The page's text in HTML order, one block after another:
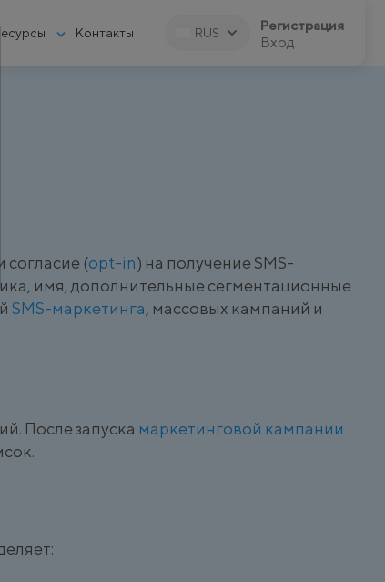
Ресурсы Контакты RUS Регистрация
Вход
согласие (opt-in) на получение SMS-
имя, дополнительные сегментационные
SMS-маркетинга, массовых кампаний и
После запуска маркетинговой кампании